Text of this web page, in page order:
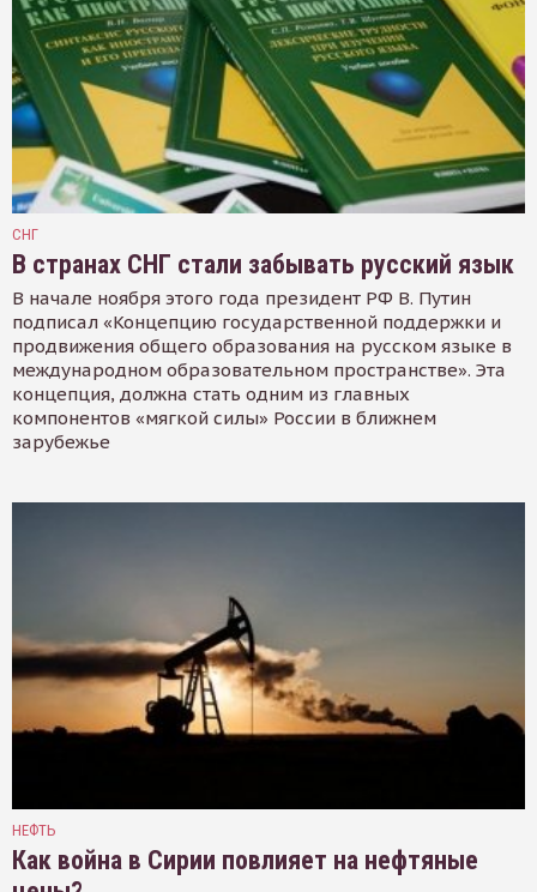
СНГ
В странах СНГ стали забывать русский язык
В начале ноября этого года президент РФ В. Путин
подписал «Концепцию государственной поддержки и
продвижения общего образования на русском языке в
международном образовательном пространстве». Эта
концепция, должна стать одним из главных
компонентов «мягкой силы» России в ближнем
зарубежье
НЕФТЬ
Как война в Сирии повлияет на нефтяные